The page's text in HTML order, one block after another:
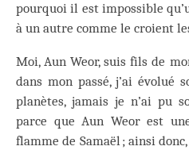
pourquoi il est impossible
à un autre comme le croient
Moi, Aun Weor, suis fils de
dans mon passé, j’ai évolué
planètes, jamais je n’ai pu
parce que Aun Weor est
flamme de Samaël ; ainsi